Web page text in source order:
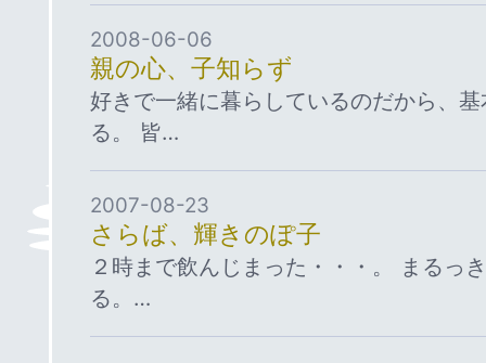
2008-06-06
親の心、子知らず
好きで一緒に暮らしているのだから、
る。 皆…
2007-08-23
さらば、輝きのぽ子
２時まで飲んじまった・・・。 まるっ
る。…